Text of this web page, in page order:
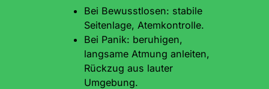
Bei Bewusstlosen: stabile
Seitenlage, Atemkontrolle.
Bei Panik: beruhigen,
langsame Atmung anleiten,
Rückzug aus lauter
Umgebung.